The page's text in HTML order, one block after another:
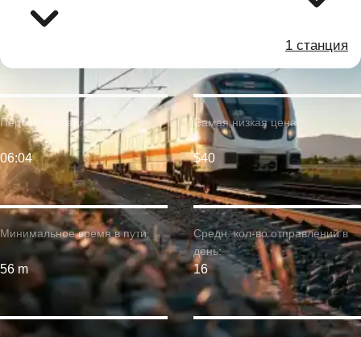
1 станция
Минимальное время в пути:
56 m
Первое отправление:
06:04
Самая низкая цена:
$40
Средн. кол-во отправлений в
день:
16